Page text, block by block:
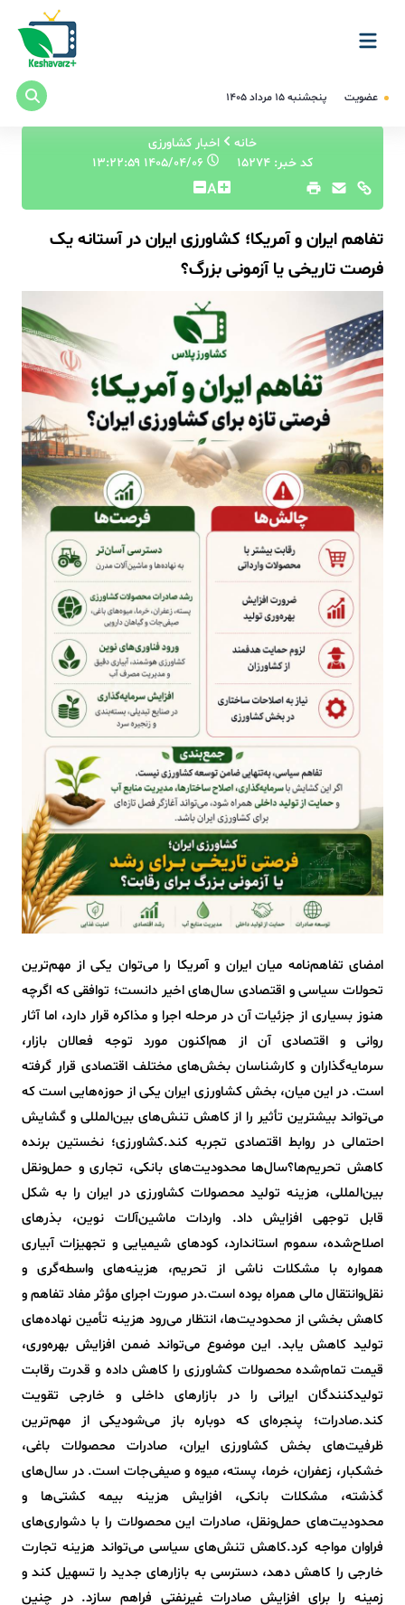
عضویت پنجشنبه ۱۵ مرداد ۱۴۰۵
خانه
اخبار کشاورزی
کد خبر: 15274
A
تفاهم ایران و آمریکا؛ کشاورزی ایران در آستانه یک
فرصت تاریخی یا آزمونی بزرگ؟
امضای تفاهم‌نامه میان ایران و آمریکا را می‌توان یکی از مهم‌ترین
تحولات سیاسی و اقتصادی سال‌های اخیر دانست؛ توافقی که اگرچه
هنوز بسیاری از جزئیات آن در مرحله اجرا و مذاکره قرار دارد، اما آثار
روانی و اقتصادی آن از هم‌اکنون مورد توجه فعالان بازار،
سرمایه‌گذاران و کارشناسان بخش‌های مختلف اقتصادی قرار گرفته
است. در این میان، بخش کشاورزی ایران یکی از حوزه‌هایی است که
می‌تواند بیشترین تأثیر را از کاهش تنش‌های بین‌المللی و گشایش
احتمالی در روابط اقتصادی تجربه کند.کشاورزی؛ نخستین برنده
کاهش تحریم‌ها؟سال‌ها محدودیت‌های بانکی، تجاری و حمل‌ونقل
بین‌المللی، هزینه تولید محصولات کشاورزی در ایران را به شکل
قابل توجهی افزایش داد. واردات ماشین‌آلات نوین، بذرهای
اصلاح‌شده، سموم استاندارد، کودهای شیمیایی و تجهیزات آبیاری
همواره با مشکلات ناشی از تحریم، هزینه‌های واسطه‌گری و
نقل‌وانتقال مالی همراه بوده است.در صورت اجرای مؤثر مفاد تفاهم و
کاهش بخشی از محدودیت‌ها، انتظار می‌رود هزینه تأمین نهاده‌های
تولید کاهش یابد. این موضوع می‌تواند ضمن افزایش بهره‌وری،
قیمت تمام‌شده محصولات کشاورزی را کاهش داده و قدرت رقابت
تولیدکنندگان ایرانی را در بازارهای داخلی و خارجی تقویت
کند.صادرات؛ پنجره‌ای که دوباره باز می‌شودیکی از مهم‌ترین
ظرفیت‌های بخش کشاورزی ایران، صادرات محصولات باغی،
خشکبار، زعفران، خرما، پسته، میوه و صیفی‌جات است. در سال‌های
گذشته، مشکلات بانکی، افزایش هزینه بیمه کشتی‌ها و
محدودیت‌های حمل‌ونقل، صادرات این محصولات را با دشواری‌های
فراوان مواجه کرد.کاهش تنش‌های سیاسی می‌تواند هزینه تجارت
خارجی را کاهش دهد، دسترسی به بازارهای جدید را تسهیل کند و
زمینه را برای افزایش صادرات غیرنفتی فراهم سازد. در چنین